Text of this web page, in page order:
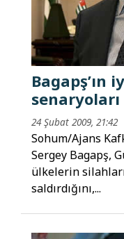
Bagapş’ın
senaryoları
24 Şubat 2009, 21:42
Sohum/Ajans
Sergey Bagapş,
ülkelerin
saldırdığını,...